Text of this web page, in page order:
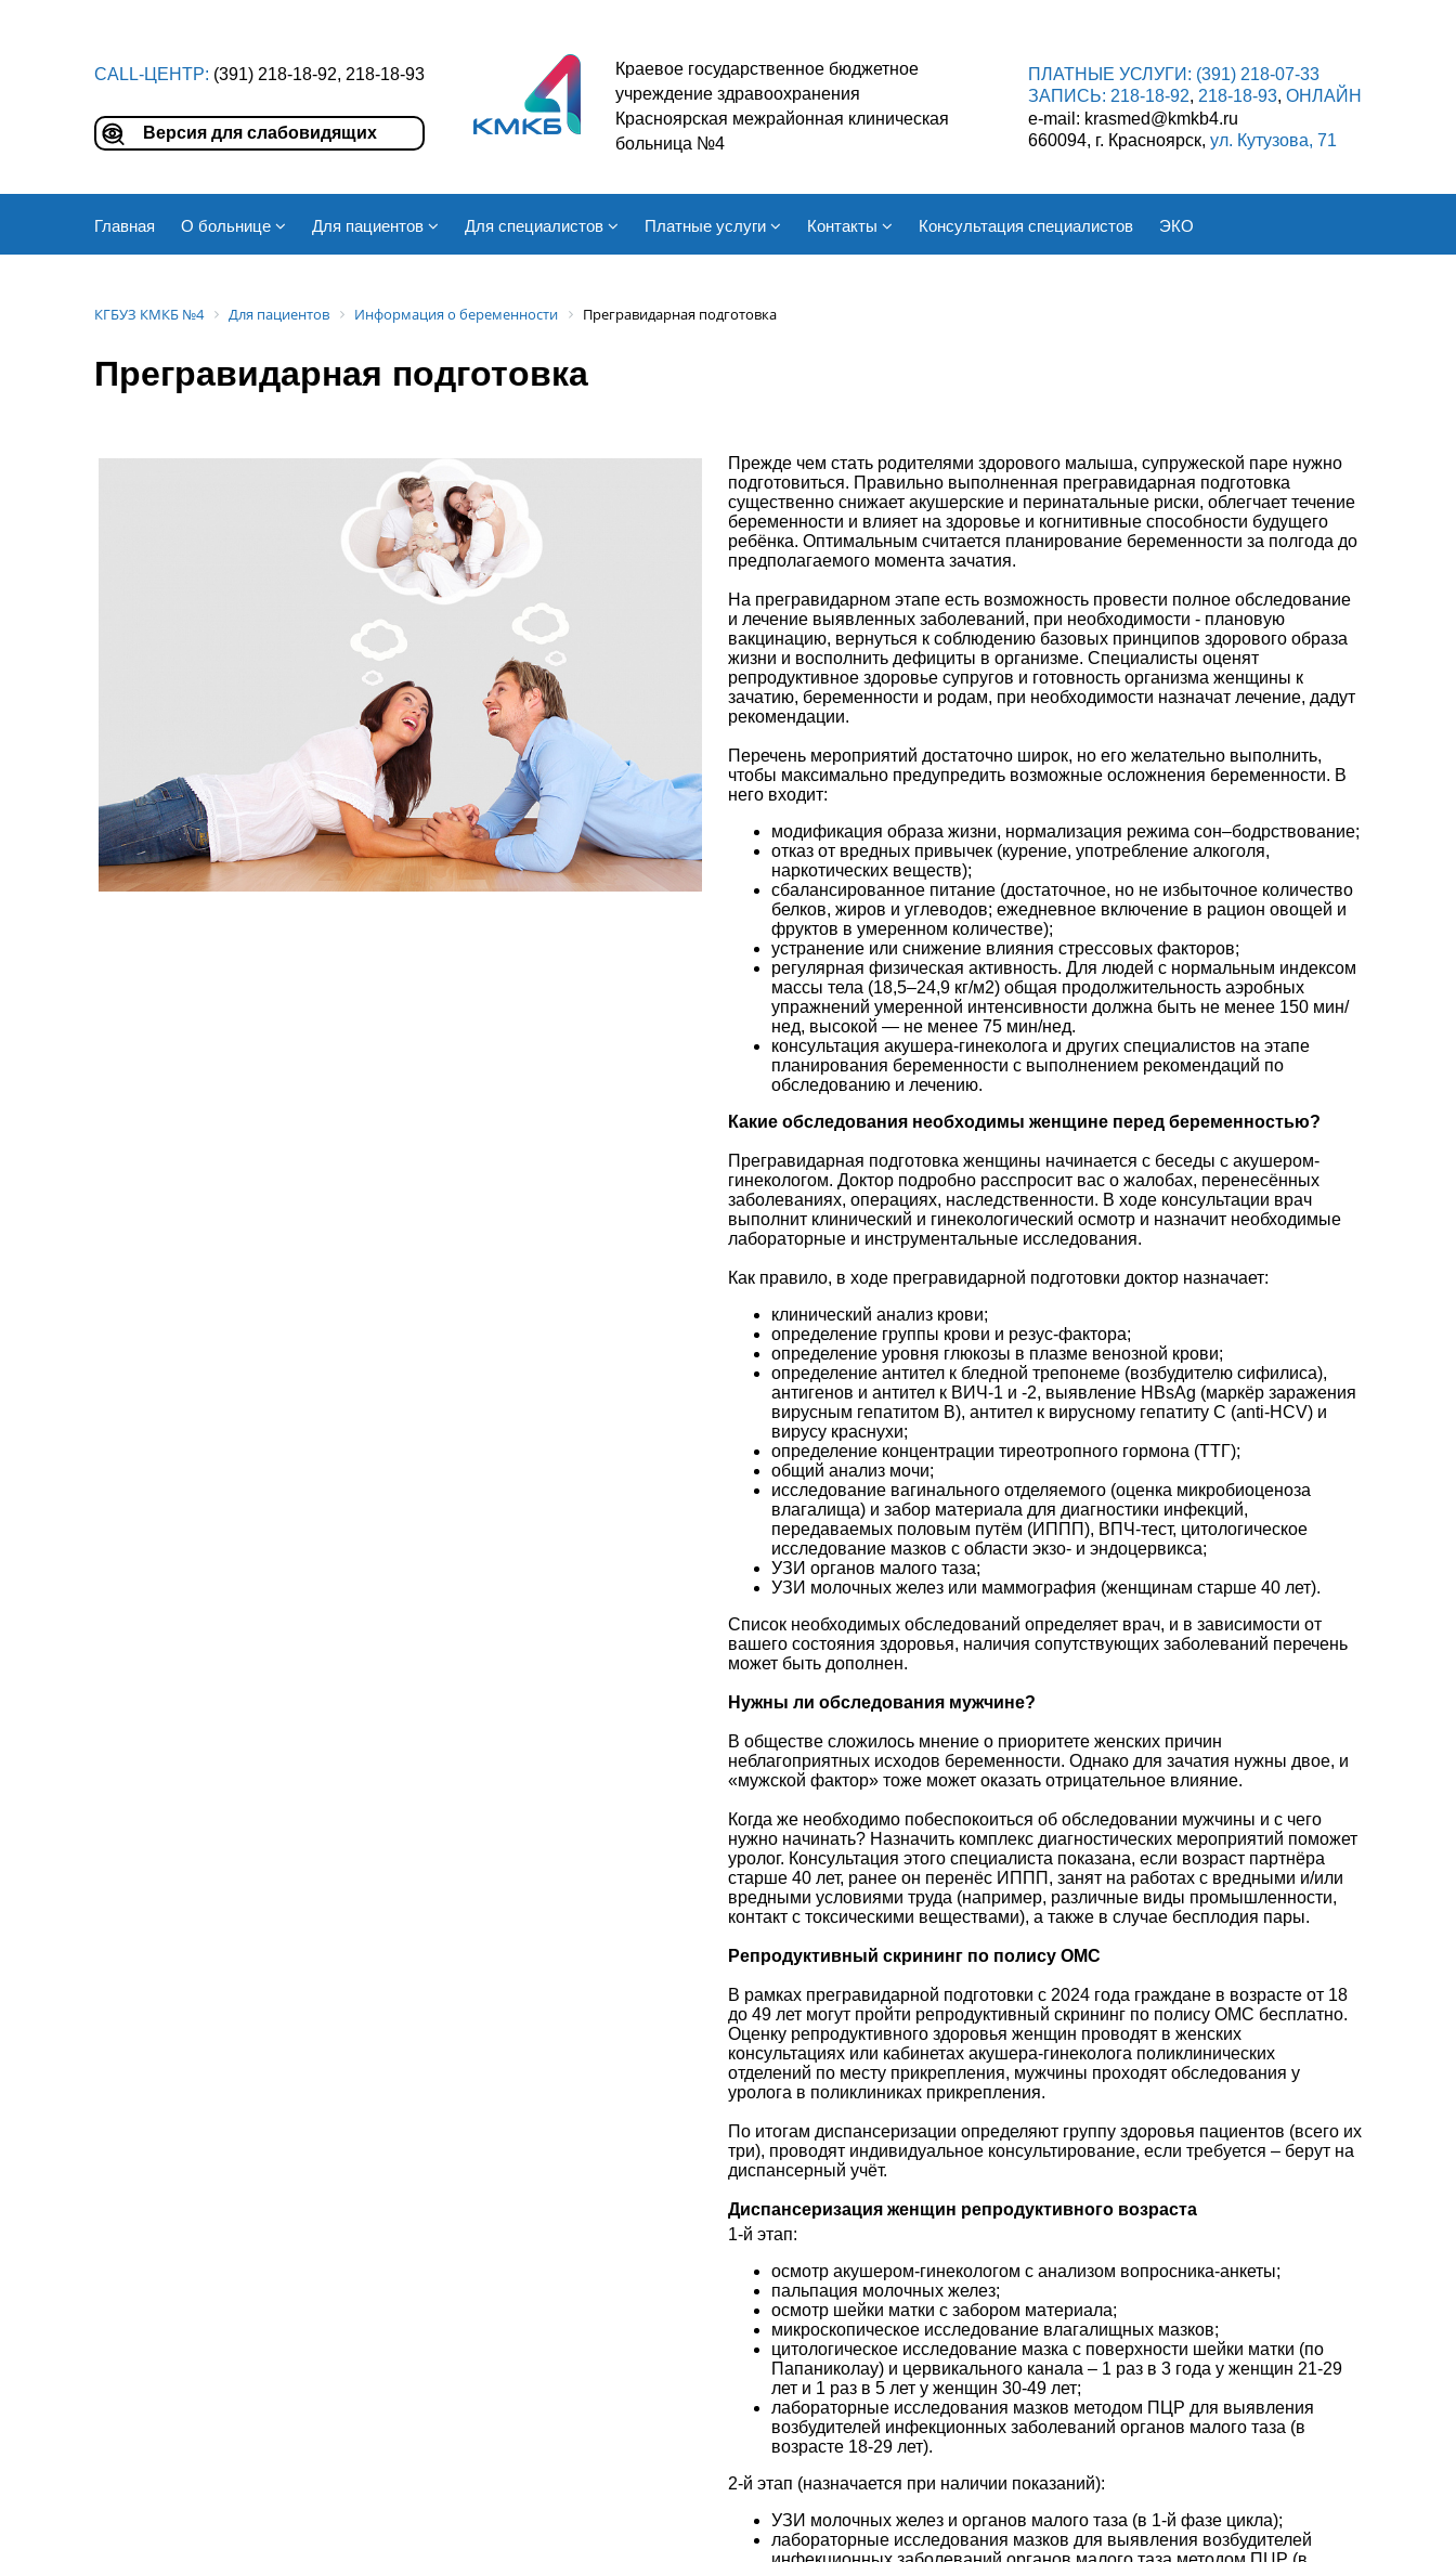
CALL-ЦЕНТР: (391) 218-18-92, 218-18-93
Версия для слабовидящих
Краевое государственное бюджетное
учреждение здравоохранения
Красноярская межрайонная клиническая
больница №4
ПЛАТНЫЕ УСЛУГИ: (391) 218-07-33
ЗАПИСЬ: 218-18-92, 218-18-93, ОНЛАЙН
e-mail: krasmed@kmkb4.ru
660094, г. Красноярск, ул. Кутузова, 71
Главная О больнице Для пациентов Для специалистов Платные услуги Контакты Консультация специалистов ЭКО
КГБУЗ КМКБ №4 Для пациентов Информация о беременности Прегравидарная подготовка
Прегравидарная подготовка
Прежде чем стать родителями здорового малыша, супружеской паре нужно
подготовиться. Правильно выполненная прегравидарная подготовка
существенно снижает акушерские и перинатальные риски, облегчает течение
беременности и влияет на здоровье и когнитивные способности будущего
ребёнка. Оптимальным считается планирование беременности за полгода до
предполагаемого момента зачатия.
На прегравидарном этапе есть возможность провести полное обследование
и лечение выявленных заболеваний, при необходимости - плановую
вакцинацию, вернуться к соблюдению базовых принципов здорового образа
жизни и восполнить дефициты в организме. Специалисты оценят
репродуктивное здоровье супругов и готовность организма женщины к
зачатию, беременности и родам, при необходимости назначат лечение, дадут
рекомендации.
Перечень мероприятий достаточно широк, но его желательно выполнить,
чтобы максимально предупредить возможные осложнения беременности. В
него входит:
модификация образа жизни, нормализация режима сон–бодрствование;
отказ от вредных привычек (курение, употребление алкоголя,
наркотических веществ);
сбалансированное питание (достаточное, но не избыточное количество
белков, жиров и углеводов; ежедневное включение в рацион овощей и
фруктов в умеренном количестве);
устранение или снижение влияния стрессовых факторов;
регулярная физическая активность. Для людей с нормальным индексом
массы тела (18,5–24,9 кг/м2) общая продолжительность аэробных
упражнений умеренной интенсивности должна быть не менее 150 мин/
нед, высокой — не менее 75 мин/нед.
консультация акушера-гинеколога и других специалистов на этапе
планирования беременности с выполнением рекомендаций по
обследованию и лечению.
Какие обследования необходимы женщине перед беременностью?
Прегравидарная подготовка женщины начинается с беседы с акушером-
гинекологом. Доктор подробно расспросит вас о жалобах, перенесённых
заболеваниях, операциях, наследственности. В ходе консультации врач
выполнит клинический и гинекологический осмотр и назначит необходимые
лабораторные и инструментальные исследования.
Как правило, в ходе прегравидарной подготовки доктор назначает:
клинический анализ крови;
определение группы крови и резус-фактора;
определение уровня глюкозы в плазме венозной крови;
определение антител к бледной трепонеме (возбудителю сифилиса),
антигенов и антител к ВИЧ-1 и -2, выявление HBsAg (маркёр заражения
вирусным гепатитом В), антител к вирусному гепатиту C (anti-HCV) и
вирусу краснухи;
определение концентрации тиреотропного гормона (ТТГ);
общий анализ мочи;
исследование вагинального отделяемого (оценка микробиоценоза
влагалища) и забор материала для диагностики инфекций,
передаваемых половым путём (ИППП), ВПЧ-тест, цитологическое
исследование мазков с области экзо- и эндоцервикса;
УЗИ органов малого таза;
УЗИ молочных желез или маммография (женщинам старше 40 лет).
Список необходимых обследований определяет врач, и в зависимости от
вашего состояния здоровья, наличия сопутствующих заболеваний перечень
может быть дополнен.
Нужны ли обследования мужчине?
В обществе сложилось мнение о приоритете женских причин
неблагоприятных исходов беременности. Однако для зачатия нужны двое, и
«мужской фактор» тоже может оказать отрицательное влияние.
Когда же необходимо побеспокоиться об обследовании мужчины и с чего
нужно начинать? Назначить комплекс диагностических мероприятий поможет
уролог. Консультация этого специалиста показана, если возраст партнёра
старше 40 лет, ранее он перенёс ИППП, занят на работах с вредными и/или
вредными условиями труда (например, различные виды промышленности,
контакт с токсическими веществами), а также в случае бесплодия пары.
Репродуктивный скрининг по полису ОМС
В рамках прегравидарной подготовки с 2024 года граждане в возрасте от 18
до 49 лет могут пройти репродуктивный скрининг по полису ОМС бесплатно.
Оценку репродуктивного здоровья женщин проводят в женских
консультациях или кабинетах акушера-гинеколога поликлинических
отделений по месту прикрепления, мужчины проходят обследования у
уролога в поликлиниках прикрепления.
По итогам диспансеризации определяют группу здоровья пациентов (всего их
три), проводят индивидуальное консультирование, если требуется – берут на
диспансерный учёт.
Диспансеризация женщин репродуктивного возраста
1-й этап:
осмотр акушером-гинекологом с анализом вопросника-анкеты;
пальпация молочных желез;
осмотр шейки матки с забором материала;
микроскопическое исследование влагалищных мазков;
цитологическое исследование мазка с поверхности шейки матки (по
Папаниколау) и цервикального канала – 1 раз в 3 года у женщин 21-29
лет и 1 раз в 5 лет у женщин 30-49 лет;
лабораторные исследования мазков методом ПЦР для выявления
возбудителей инфекционных заболеваний органов малого таза (в
возрасте 18-29 лет).
2-й этап (назначается при наличии показаний):
УЗИ молочных желез и органов малого таза (в 1-й фазе цикла);
лабораторные исследования мазков для выявления возбудителей